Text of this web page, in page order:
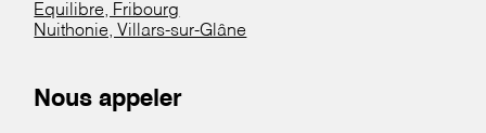
Equilibre, Fribourg
Nuithonie, Villars-sur-Glâne
Nous appeler